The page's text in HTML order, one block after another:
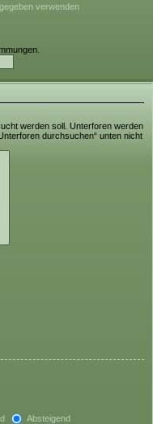
verwenden
werden soll. Unterforen werden
durchsuchen“ unten nicht
Absteigend